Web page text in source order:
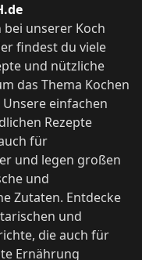
unserer Koch
findest du viele
und nützliche
das Thema Kochen
einfachen
Rezepte
für
und legen großen
und
Zutaten. Entdecke
und
die auch für
Ernährung